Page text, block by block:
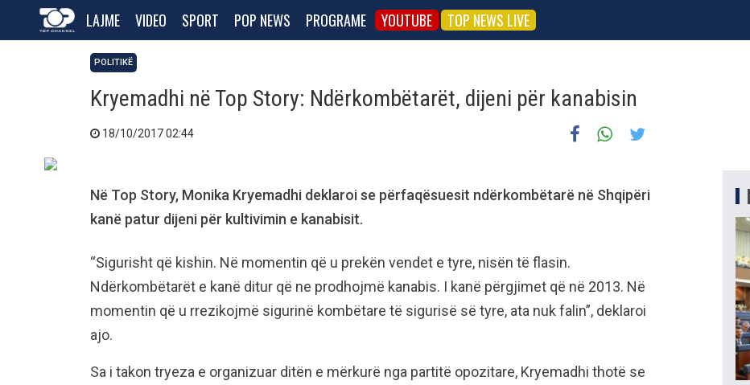
LAJME VIDEO SPORT POP NEWS PROGRAME YOUTUBE TOP NEWS LIVE
POLITIKË
Kryemadhi në Top Story: Ndërkombëtarët, dijeni për kanabisin
18/10/2017 02:44
Në Top Story, Monika Kryemadhi deklaroi se përfaqësuesit ndërkombëtarë në Shqipëri
kanë patur dijeni për kultivimin e kanabisit.
“Sigurisht që kishin. Në momentin që u prekën vendet e tyre, nisën të flasin.
Ndërkombëtarët e kanë ditur që ne prodhojmë kanabis. I kanë përgjimet që në 2013. Në
momentin që u rrezikojmë sigurinë kombëtare të sigurisë së tyre, ata nuk falin”, deklaroi
ajo.
Sa i takon tryeza e organizuar ditën e mërkurë nga partitë opozitare, Kryemadhi thotë se